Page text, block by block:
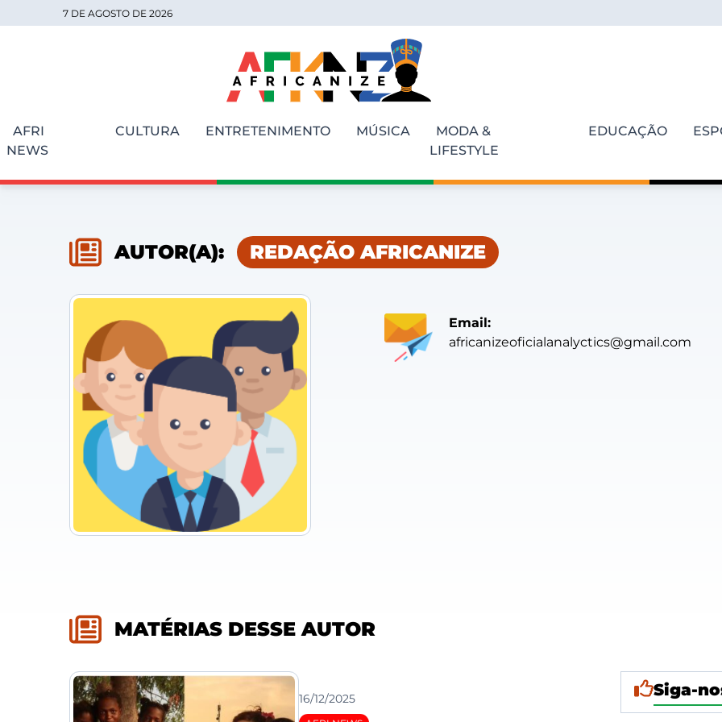
7 DE AGOSTO DE 2026
AFRI
NEWS
CULTURA ENTRETENIMENTO MÚSICA
MODA &
LIFESTYLE
EDUCAÇÃO
AUTOR(A): REDAÇÃO AFRICANIZE
Email:
africanizeoficialanalyctics@gmail.com
MATÉRIAS DESSE AUTOR
16/12/2025 Siga-